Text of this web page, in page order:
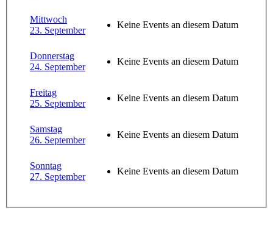
Mittwoch
23. September
Keine Events an diesem Datum
Donnerstag
24. September
Keine Events an diesem Datum
Freitag
25. September
Keine Events an diesem Datum
Samstag
26. September
Keine Events an diesem Datum
Sonntag
27. September
Keine Events an diesem Datum